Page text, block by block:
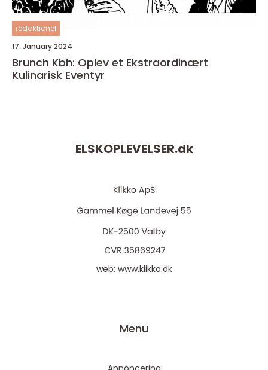
redaktionel
17. January 2024
Brunch Kbh: Oplev et Ekstraordinært
Kulinarisk Eventyr
ELSKOPLEVELSER.dk
web: www.klikko.dk
Menu